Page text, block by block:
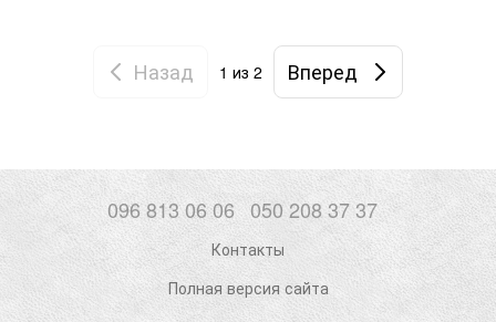
Назад 1 из 2 Вперед
096 813 06 06 050 208 37 37
Контакты
Полная версия сайта